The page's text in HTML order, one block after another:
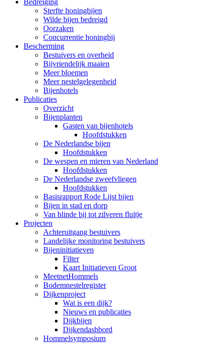
Bedreiging
Sterfte honingbijen
Wilde bijen bedreigd
Oorzaken
Concurrentie honingbij
Bescherming
Bestuivers en overheid
Bijvriendelijk maaien
Meer bloemen
Meer nestelgelegenheid
Bijenhotels
Publicaties
Overzicht
Bijenplanten
Gasten van bijenhotels
Hoofdstukken
De Nederlandse bijen
Hoofdstukken
De wespen en mieren van Nederland
Hoofdstukken
De Nederlandse zweefvliegen
Hoofdstukken
Basisrapport Rode Lijst bijen
Bijen in stad en dorp
Van blinde bij tot zilveren fluitje
Projecten
Achteruitgang bestuivers
Landelijke monitoring bestuivers
Bijeninitiatieven
Filter
Kaart Initiatieven Groot
MeetnetHommels
Bodemnestelregister
Dijkenproject
Wat is een dijk?
Nieuws en publicaties
Dijkbijen
Dijkendashbord
Hommelsymposium